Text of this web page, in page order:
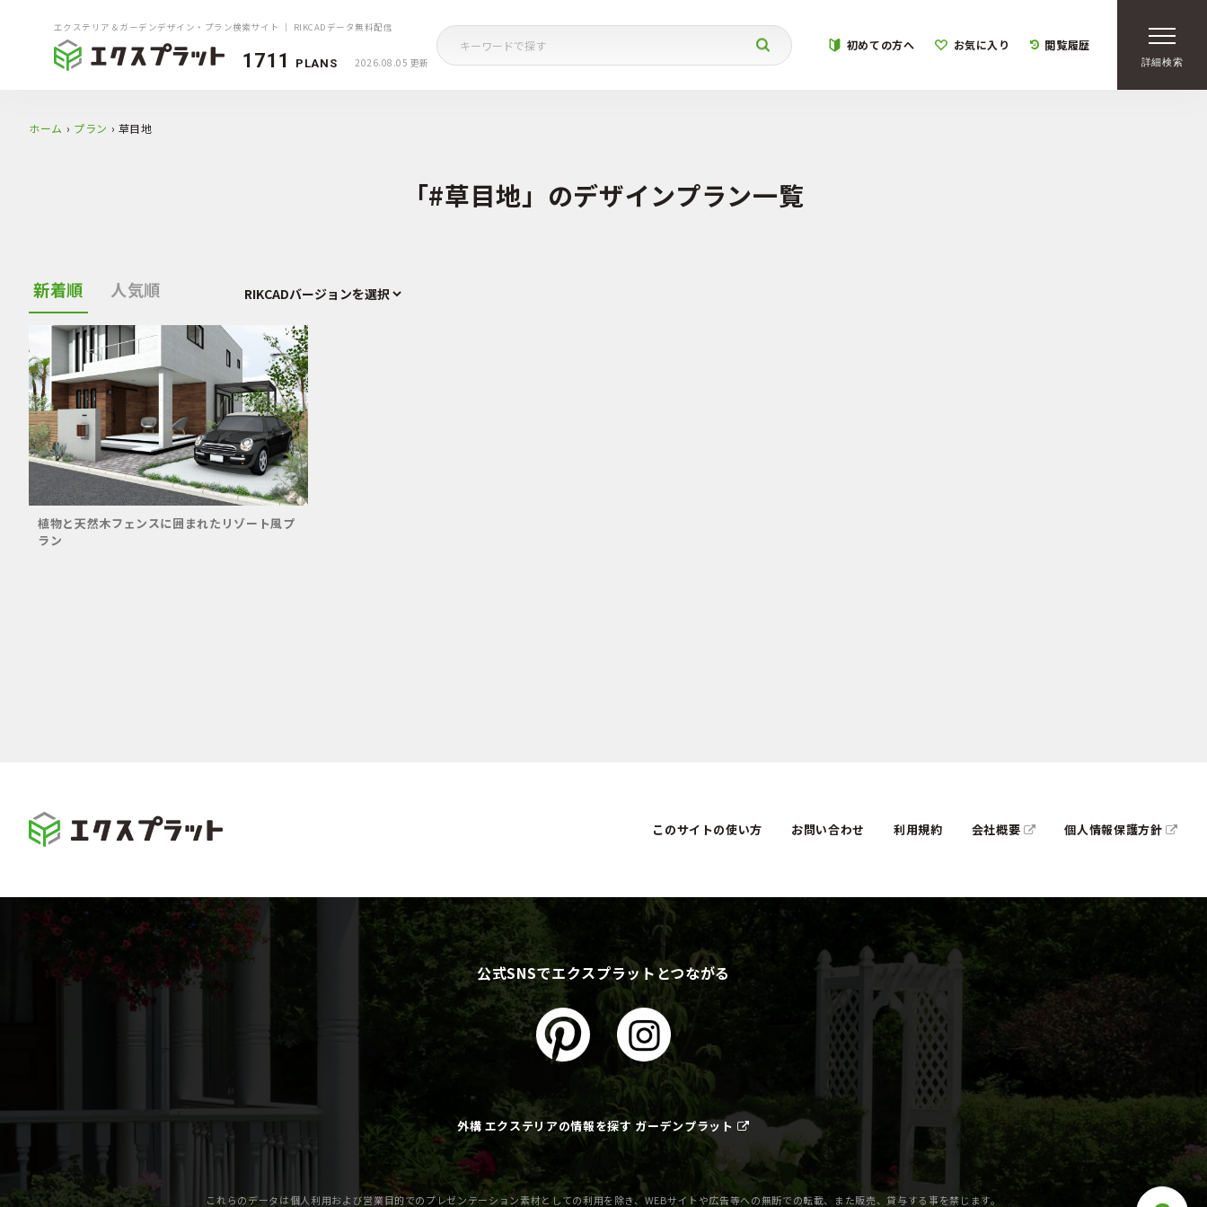
詳細検索
エクステリア＆ガーデンデザイン・プラン検索サイト ｜ RIKCADデータ無料配信
1711 PLANS 2026.08.05 更新
初めての方へ お気に入り 閲覧履歴
ホーム › プラン › 草目地
「#草目地」のデザインプラン一覧
新着順 人気順
植物と天然木フェンスに囲まれたリゾート風プ
ラン
このサイトの使い方 お問い合わせ 利用規約 会社概要 個人情報保護方針
公式SNSでエクスプラットとつながる
外構 エクステリアの情報を探す ガーデンプラット
これらのデータは個人利用および営業目的でのプレゼンテーション素材としての利用を除き、WEBサイトや広告等への無断での転載、また販売、貸与する事を禁じます。